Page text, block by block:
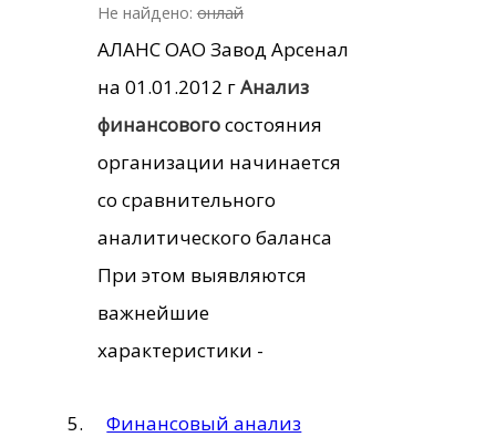
Не найдено: онлай
АЛАНС ОАО Завод Арсенал
на 01.01.2012 гАнализ
финансовогосостояния
организации начинается
со сравнительного
аналитического баланса
При этом выявляются
важнейшие
характеристики -
Финансовый анализ